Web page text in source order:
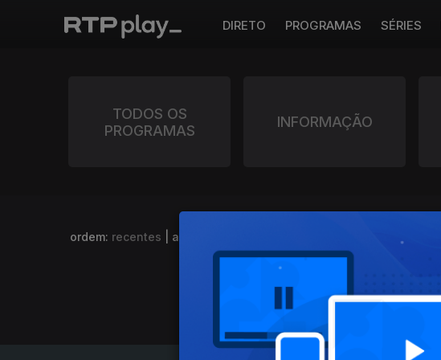
DIRETO PROGRAMAS SÉRIES
TODOS OS
PROGRAMAS
INFORMAÇÃO
ordem: recentes a-z